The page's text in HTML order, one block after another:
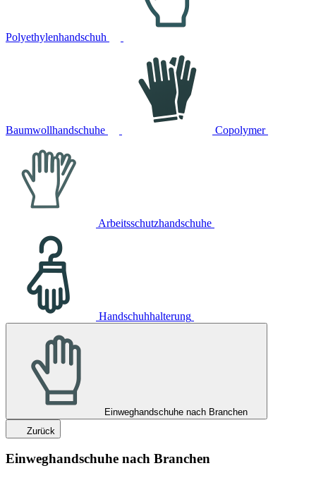
Polyethylenhandschuh
Baumwollhandschuhe Copolymer
Arbeitsschutzhandschuhe
Handschuhhalterung
Einweghandschuhe nach Branchen
Zurück
Einweghandschuhe nach Branchen